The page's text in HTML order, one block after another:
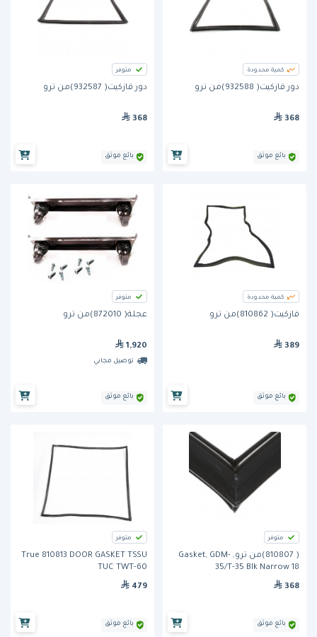
كمية محدودة
دور قازكيت( 932588)من ترو
368
بائع موثق
متوفر
دور قازكيت( 932587)من ترو
368
بائع موثق
كمية محدودة
قازكيت( 810862)من ترو
389
بائع موثق
متوفر
عجلة( 872010)من ترو
1,920
توصيل مجاني
بائع موثق
متوفر
( 810807)من ترو, Gasket, GDM-
35/T-35 Blk Narrow 18
368
بائع موثق
متوفر
True 810813 DOOR GASKET TSSU
TUC TWT-60
479
بائع موثق